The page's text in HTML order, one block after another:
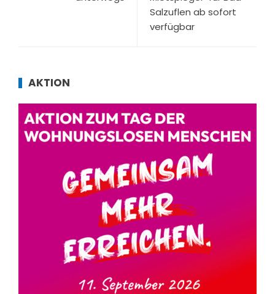
Salzuflen ab sofort
verfügbar
AKTION